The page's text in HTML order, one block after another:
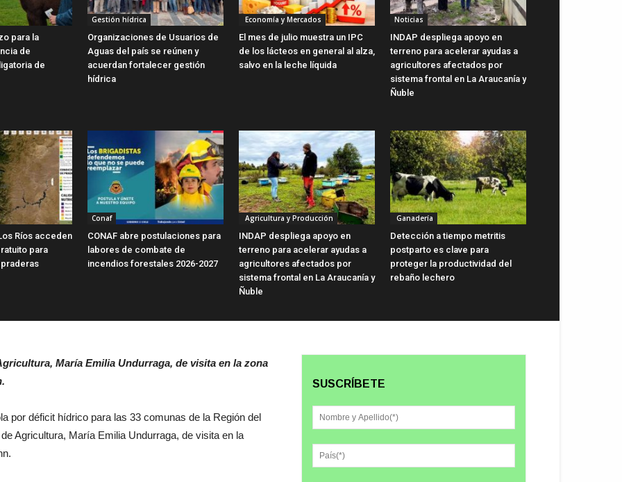
para la
de
de
Gestión hídrica
Organizaciones de Usuarios de
Aguas del país se reúnen y
acuerdan fortalecer gestión
hídrica
Economía y Mercados
El mes de julio muestra un IPC
de los lácteos en general al alza,
salvo en la leche líquida
Noticias
INDAP despliega apoyo en
terreno para acelerar ayudas a
agricultores afectados por
sistema frontal en La Araucanía y
Ñuble
Ríos acceden
para
Conaf
CONAF abre postulaciones para
labores de combate de
incendios forestales 2026-2027
Agricultura y Producción
INDAP despliega apoyo en
terreno para acelerar ayudas a
agricultores afectados por
sistema frontal en La Araucanía y
Ñuble
Ganadería
Detección a tiempo metritis
postparto es clave para
proteger la productividad del
rebaño lechero
María Emilia Undurraga, de visita en la zona
por déficit hídrico para las 33 comunas de la Región del
Agricultura, María Emilia Undurraga, de visita en la
SUSCRÍBETE